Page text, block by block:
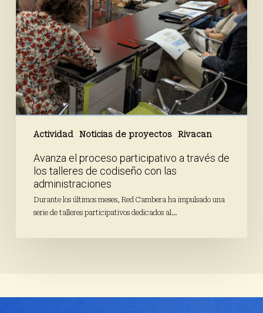
Actividad Noticias de proyectos Rivacan
de
codiseño
con
las
administraciones
Avanza el proceso participativo a través de
los talleres de codiseño con las
administraciones
Durante los últimos meses, Red Cambera ha impulsado una
serie de talleres participativos dedicados al…